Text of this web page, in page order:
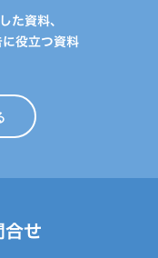
た資料、
役立つ資料
合せ